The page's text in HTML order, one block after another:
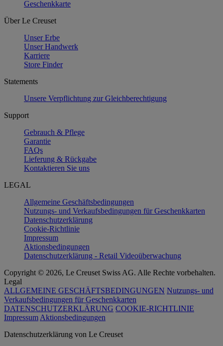
Geschenkkarte
Über Le Creuset
Unser Erbe
Unser Handwerk
Karriere
Store Finder
Statements
Unsere Verpflichtung zur Gleichberechtigung
Support
Gebrauch & Pflege
Garantie
FAQs
Lieferung & Rückgabe
Kontaktieren Sie uns
LEGAL
Allgemeine Geschäftsbedingungen
Nutzungs- und Verkaufsbedingungen für Geschenkkarten
Datenschutzerklärung
Cookie-Richtlinie
Impressum
Aktionsbedingungen
Datenschutzerklärung - Retail Videoüberwachung
Copyright © 2026, Le Creuset Swiss AG. Alle Rechte vorbehalten.
Legal
ALLGEMEINE GESCHÄFTSBEDINGUNGEN Nutzungs- und
Verkaufsbedingungen für Geschenkkarten
DATENSCHUTZERKLÄRUNG COOKIE-RICHTLINIE
Impressum Aktionsbedingungen
Datenschutz­erklärung von Le Creuset